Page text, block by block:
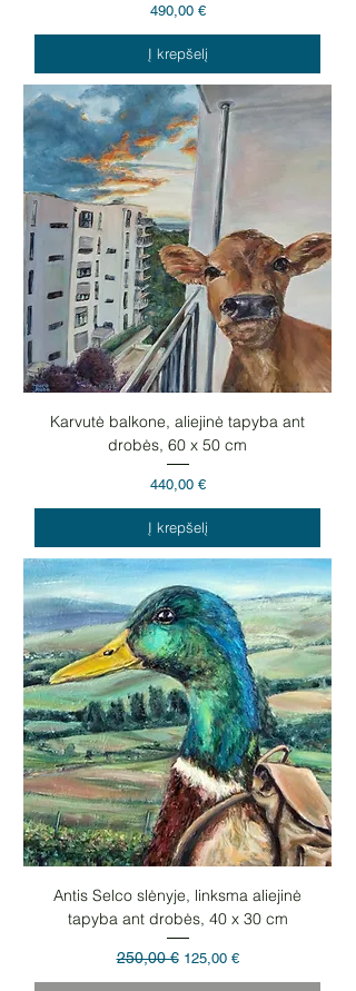
Kaina
490,00 €
Į krepšelį
Karvutė balkone, aliejinė tapyba ant
drobės, 60 x 50 cm
Kaina
440,00 €
Į krepšelį
Antis Selco slėnyje, linksma aliejinė
tapyba ant drobės, 40 x 30 cm
Įprastinė kaina
250,00 € Pardavimo kaina
125,00 €